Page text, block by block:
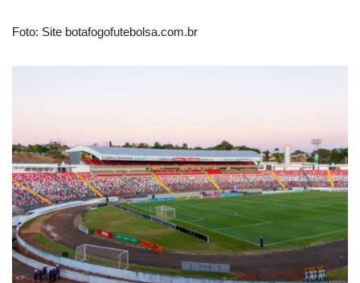
Foto: Site botafogofutebolsa.com.br